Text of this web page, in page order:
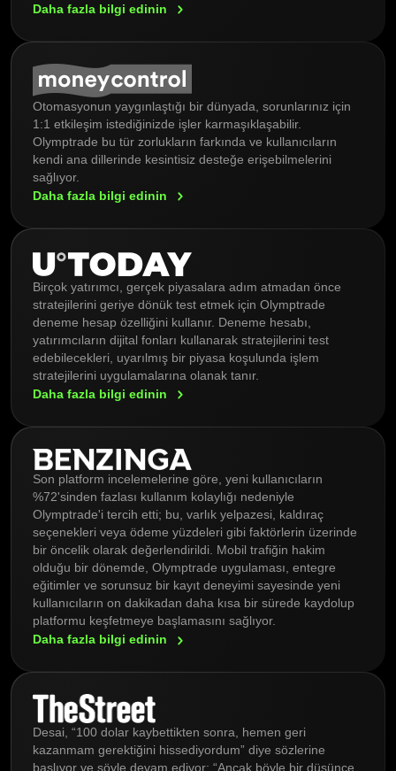
Daha fazla bilgi edinin
Desai, “100 dolar kaybettikten sonra, hemen geri
kazanmam gerektiğini hissediyordum” diye sözlerine
başlıyor ve şöyle devam ediyor: “Ancak böyle bir düşünce,
Otomasyonun yaygınlaştığı bir dünyada, sorunlarınız için
1:1 etkileşim istediğinizde işler karmaşıklaşabilir.
Olymptrade bu tür zorlukların farkında ve kullanıcıların
kendi ana dillerinde kesintisiz desteğe erişebilmelerini
sağlıyor.
Daha fazla bilgi edinin
Birçok yatırımcı, gerçek piyasalara adım atmadan önce
stratejilerini geriye dönük test etmek için Olymptrade
deneme hesap özelliğini kullanır. Deneme hesabı,
yatırımcıların dijital fonları kullanarak stratejilerini test
edebilecekleri, uyarılmış bir piyasa koşulunda işlem
stratejilerini uygulamalarına olanak tanır.
Daha fazla bilgi edinin
Son platform incelemelerine göre, yeni kullanıcıların
%72'sinden fazlası kullanım kolaylığı nedeniyle
Olymptrade'i tercih etti; bu, varlık yelpazesi, kaldıraç
seçenekleri veya ödeme yüzdeleri gibi faktörlerin üzerinde
bir öncelik olarak değerlendirildi. Mobil trafiğin hakim
olduğu bir dönemde, Olymptrade uygulaması, entegre
eğitimler ve sorunsuz bir kayıt deneyimi sayesinde yeni
kullanıcıların on dakikadan daha kısa bir sürede kaydolup
platformu keşfetmeye başlamasını sağlıyor.
Daha fazla bilgi edinin